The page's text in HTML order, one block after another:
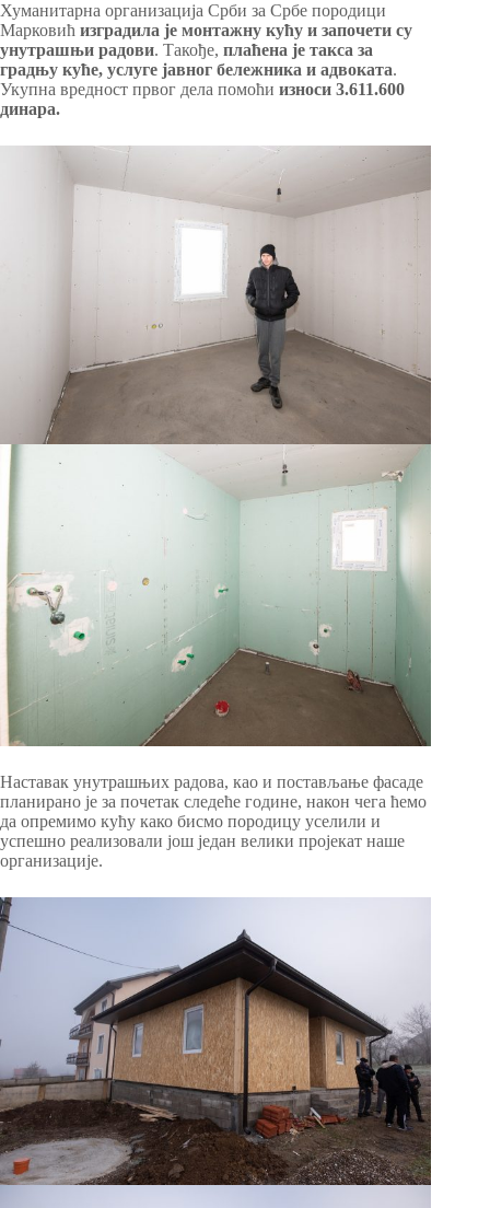
Хуманитарна организација Срби за Србе породици
Марковић изградила је монтажну кућу и започети су
унутрашњи радови. Такође, плаћена је такса за
градњу куће, услуге јавног бележника и адвоката.
Укупна вредност првог дела помоћи износи 3.611.600
динара.
Наставак унутрашњих радова, као и постављање фасаде
планирано је за почетак следеће године, након чега ћемо
да опремимо кућу како бисмо породицу уселили и
успешно реализовали још један велики пројекат наше
организације.